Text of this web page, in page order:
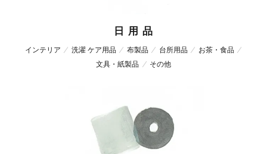
日 用 品
インテリア 洗濯 ケア用品 布製品 台所用品
お茶・食品
文具・紙製品
その他